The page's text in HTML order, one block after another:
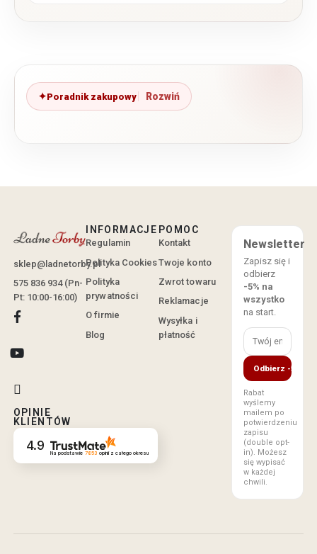
Poradnik zakupowy
sklep@ladnetorby.pl
575 836 934 (Pn-
Pt: 10:00-16:00)
OPINIE
KLIENTÓW
4.9 Na podstawie 7853 opinii z całego okresu
INFORMACJE
Regulamin
Polityka Cookies
Polityka
prywatności
O firmie
Blog
POMOC
Kontakt
Twoje konto
Zwrot towaru
Reklamacje
Wysyłka i
płatność
Newsletter
Zapisz się i
odbierz
-5% na
wszystko
na start.
Odbierz -5%
Rabat
wyślemy
mailem po
potwierdzeniu
zapisu
(double opt-
in). Możesz
się wypisać
w każdej
chwili.